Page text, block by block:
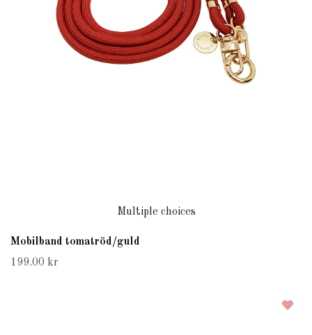
Multiple choices
Mobilband tomatröd/guld
199.00 kr